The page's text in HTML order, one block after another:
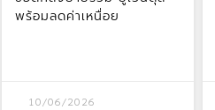
พร้อมลดค่าเหนื่อย
10/06/2026